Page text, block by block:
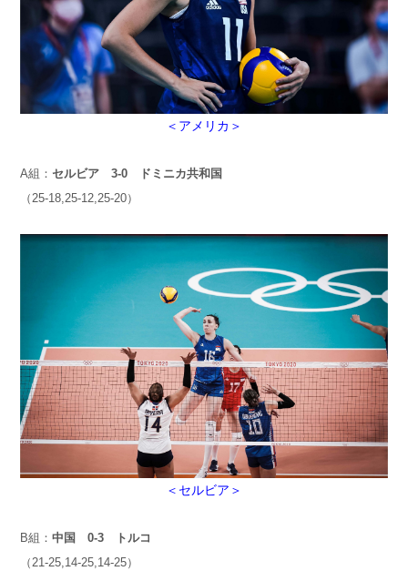
＜アメリカ＞
A組： セルビア 3-0 ドミニカ共和国
（25-18,25-12,25-20）
＜セルビア＞
B組：中国 0-3 トルコ
（21-25,14-25,14-25）